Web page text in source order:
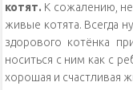
котят. К сожалению,
живые котята. Всегда
здорового котёнка
носиться с ним как с
хорошая и счастливая